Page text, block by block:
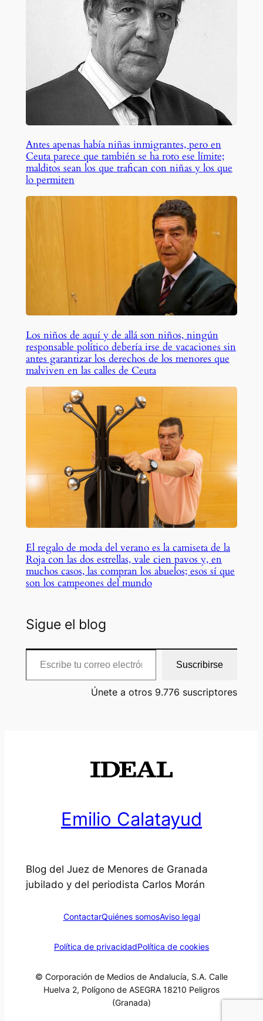
Antes apenas había niñas inmigrantes, pero en
Ceuta parece que también se ha roto ese límite;
malditos sean los que trafican con niñas y los que
lo permiten
Los niños de aquí y de allá son niños, ningún
responsable político debería irse de vacaciones sin
antes garantizar los derechos de los menores que
malviven en las calles de Ceuta
El regalo de moda del verano es la camiseta de la
Roja con las dos estrellas, vale cien pavos y, en
muchos casos, las compran los abuelos; esos sí que
son los campeones del mundo
Sigue el blog
Escribe tu correo electrónico…
Suscribirse
Únete a otros 9.776 suscriptores
Emilio Calatayud
Blog del Juez de Menores de Granada
jubilado y del periodista Carlos Morán
ContactarQuiénes somosAviso legal
Política de privacidadPolítica de cookies
© Corporación de Medios de Andalucía, S.A. Calle
Huelva 2, Polígono de ASEGRA 18210 Peligros
(Granada)